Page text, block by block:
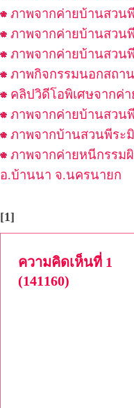
ภาพจากค่ายบ้านสวนพี
ภาพจากค่ายบ้านสวนพี
ภาพจากค่ายบ้านสวน
ภาพกิจกรรมนอกสถา
คลิปวิดีโอพิเศษจากค่
ภาพจากค่ายบ้านสวน
ภาพจากบ้านสวนพีระ
ภาพจากค่ายหนีกรรม
อ.บ้านนา จ.นครนายก
[1]
ความคิดเห็นที่ 1
(141160)